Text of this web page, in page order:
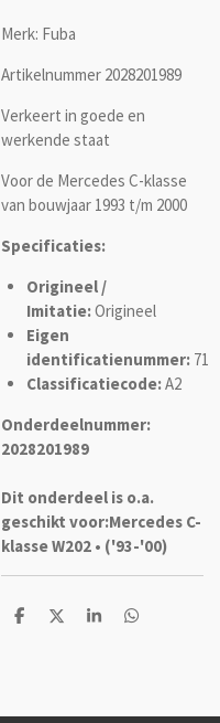
Merk: Fuba
Artikelnummer 2028201989
Verkeert in goede en
werkende staat
Voor de Mercedes C-klasse
van bouwjaar 1993 t/m 2000
Specificaties:
Origineel /
Imitatie:Origineel
Eigen
identificatienummer: 71
Classificatiecode:A2
Onderdeelnummer:
2028201989
Dit onderdeel is o.a.
geschikt voor:Mercedes C-
klasse W202 • ('93-'00)
D
D
S
D